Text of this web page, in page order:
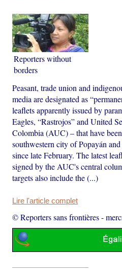
Reporters without
borders
Peasant, trade union and
media are designated as
leaflets apparently issued by
Eagles, “Rastrojos” and United
Colombia (AUC) – that have
southwestern city of Popayán
since late February. The latest
signed by the AUC's central
targets also include the (...)
Lire l'article complet
© Reporters sans frontières-